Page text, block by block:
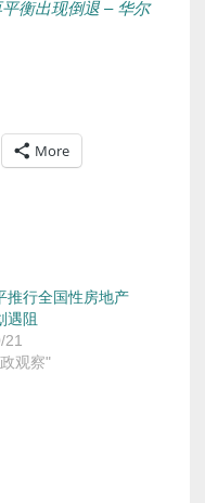
衡出现倒退 – 华尔
More
推行全国性房地产
遇阻
21
观察"